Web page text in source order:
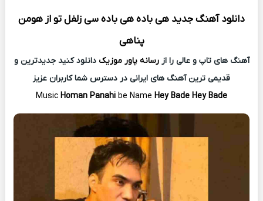
دانلود آهنگ جدید هی باده هی باده سی زلفل تو ازهومن
پناهی
آهنگ های تاپ و عالی را ازرسانه پاور موزیک دانلود کنید جدیدترین و
قدیمی ترین آهنگ های ایرانی در دسترس شما کاربران عزیز
Music Homan Panahi be Name Hey Bade Hey Bade